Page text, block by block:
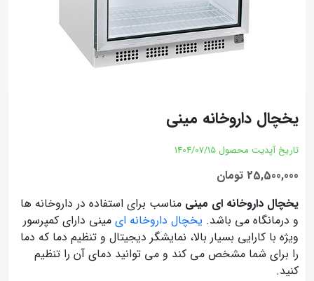
یخچال داروخانه مینی
تاریخ آپدیت محصول 1404/07/15
25,500,000 تومان
یخچال داروخانه ای مینی مناسب برای استفاده در داروخانه ها
و درمانگاه می باشد. یخچال داروخانه ای مینی دارای کمپرسور
ویژه با کارایی بسیار بالا، نمایشگر دیجیتال و تنظیم دما که دما
را برای شما مشخص می کند و می توانید دمای آن را تنظیم
کنید.